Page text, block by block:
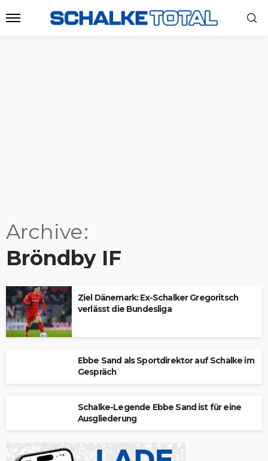
Archive
Bröndby IF
Ziel Dänemark: Ex-Schalker Gregoritsch
verlässt die Bundesliga
Ebbe Sand als Sportdirektor auf Schalke im
Gespräch
Schalke-Legende Ebbe Sand ist für eine
Ausgliederung